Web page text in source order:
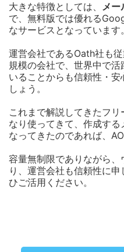
大きな特徴としては、 メー
で、無料版では優れる
なサービスとなっています。
運営会社であるOath社も
規模の会社で、世界中で
いることからも信頼性・
しょう。
これまで解説してきたフ
なり使ってきて、作成する
なってきたのであれば、
容量無制限でありながら
り、運営会社も信頼性に
ひご活用ください。